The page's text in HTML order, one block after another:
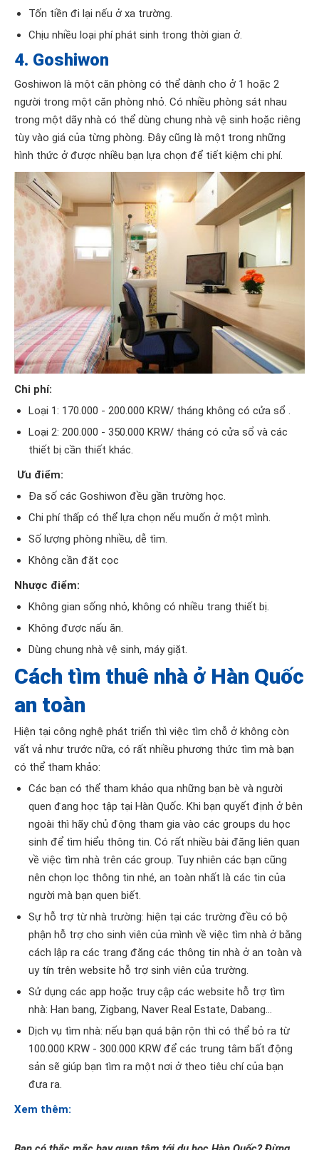
Tốn tiền đi lại nếu ở xa trường.
Chịu nhiều loại phí phát sinh trong thời gian ở.
4. Goshiwon
Goshiwon là một căn phòng có thể dành cho ở 1 hoặc 2
người trong một căn phòng nhỏ. Có nhiều phòng sát nhau
trong một dãy nhà có thể dùng chung nhà vệ sinh hoặc riêng
tùy vào giá của từng phòng. Đây cũng là một trong những
hình thức ở được nhiều bạn lựa chọn để tiết kiệm chi phí.
Chi phí:
Loại 1: 170.000 - 200.000 KRW/ tháng không có cửa sổ .
Loại 2: 200.000 - 350.000 KRW/ tháng có cửa sổ và các
thiết bị cần thiết khác.
Ưu điểm:
Đa số các Goshiwon đều gần trường học.
Chi phí thấp có thể lựa chọn nếu muốn ở một mình.
Số lượng phòng nhiều, dễ tìm.
Không cần đặt cọc
Nhược điểm:
Không gian sống nhỏ, không có nhiều trang thiết bị.
Không được nấu ăn.
Dùng chung nhà vệ sinh, máy giặt.
Cách tìm thuê nhà ở Hàn Quốc
an toàn
Hiện tại công nghệ phát triển thì việc tìm chỗ ở không còn
vất vả như trước nữa, có rất nhiều phương thức tìm mà bạn
có thể tham khảo:
Các bạn có thể tham khảo qua những bạn bè và người
quen đang học tập tại Hàn Quốc. Khi bạn quyết định ở bên
ngoài thì hãy chủ động tham gia vào các groups du học
sinh để tìm hiểu thông tin. Có rất nhiều bài đăng liên quan
về việc tìm nhà trên các group. Tuy nhiên các bạn cũng
nên chọn lọc thông tin nhé, an toàn nhất là các tin của
người mà bạn quen biết.
Sự hỗ trợ từ nhà trường: hiện tại các trường đều có bộ
phận hỗ trợ cho sinh viên của mình về việc tìm nhà ở bằng
cách lập ra các trang đăng các thông tin nhà ở an toàn và
uy tín trên website hỗ trợ sinh viên của trường.
Sử dụng các app hoặc truy cập các website hỗ trợ tìm
nhà: Han bang, Zigbang, Naver Real Estate, Dabang…
Dịch vụ tìm nhà: nếu bạn quá bận rộn thì có thể bỏ ra từ
100.000 KRW - 300.000 KRW để các trung tâm bất động
sản sẽ giúp bạn tìm ra một nơi ở theo tiêu chí của bạn
đưa ra.
Xem thêm: